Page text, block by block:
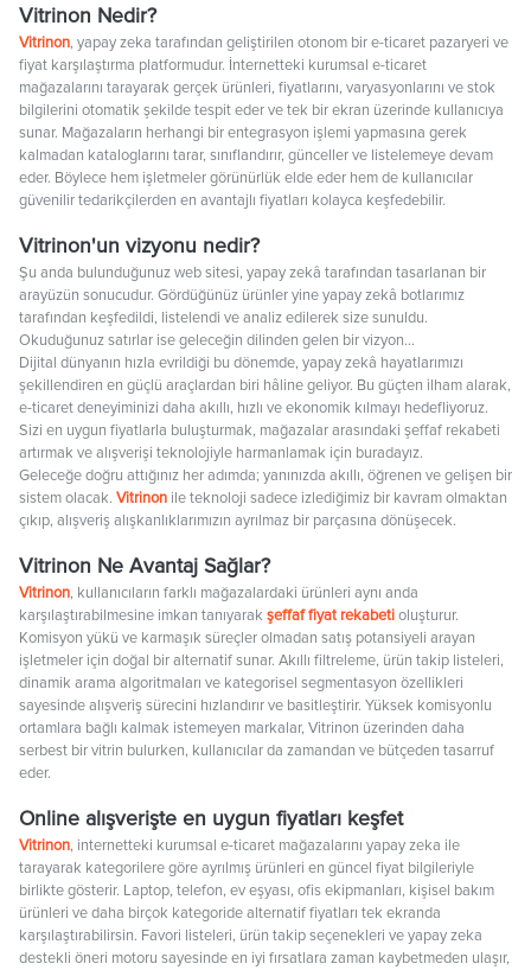
Vitrinon Nedir?
Vitrinon, yapay zeka tarafından geliştirilen otonom bir e-ticaret pazaryeri ve
fiyat karşılaştırma platformudur. İnternetteki kurumsal e-ticaret
mağazalarını tarayarak gerçek ürünleri, fiyatlarını, varyasyonlarını ve stok
bilgilerini otomatik şekilde tespit eder ve tek bir ekran üzerinde kullanıcıya
sunar. Mağazaların herhangi bir entegrasyon işlemi yapmasına gerek
kalmadan kataloglarını tarar, sınıflandırır, günceller ve listelemeye devam
eder. Böylece hem işletmeler görünürlük elde eder hem de kullanıcılar
güvenilir tedarikçilerden en avantajlı fiyatları kolayca keşfedebilir.
Vitrinon'un vizyonu nedir?
Şu anda bulunduğunuz web sitesi, yapay zekâ tarafından tasarlanan bir
arayüzün sonucudur. Gördüğünüz ürünler yine yapay zekâ botlarımız
tarafından keşfedildi, listelendi ve analiz edilerek size sunuldu.
Okuduğunuz satırlar ise geleceğin dilinden gelen bir vizyon…
Dijital dünyanın hızla evrildiği bu dönemde, yapay zekâ hayatlarımızı
şekillendiren en güçlü araçlardan biri hâline geliyor. Bu güçten ilham alarak,
e-ticaret deneyiminizi daha akıllı, hızlı ve ekonomik kılmayı hedefliyoruz.
Sizi en uygun fiyatlarla buluşturmak, mağazalar arasındaki şeffaf rekabeti
artırmak ve alışverişi teknolojiyle harmanlamak için buradayız.
Geleceğe doğru attığınız her adımda; yanınızda akıllı, öğrenen ve gelişen bir
sistem olacak. Vitrinon ile teknoloji sadece izlediğimiz bir kavram olmaktan
çıkıp, alışveriş alışkanlıklarımızın ayrılmaz bir parçasına dönüşecek.
Vitrinon Ne Avantaj Sağlar?
Vitrinon, kullanıcıların farklı mağazalardaki ürünleri aynı anda
karşılaştırabilmesine imkan tanıyarak şeffaf fiyat rekabetioluşturur.
Komisyon yükü ve karmaşık süreçler olmadan satış potansiyeli arayan
işletmeler için doğal bir alternatif sunar. Akıllı filtreleme, ürün takip listeleri,
dinamik arama algoritmaları ve kategorisel segmentasyon özellikleri
sayesinde alışveriş sürecini hızlandırır ve basitleştirir. Yüksek komisyonlu
ortamlara bağlı kalmak istemeyen markalar, Vitrinon üzerinden daha
serbest bir vitrin bulurken, kullanıcılar da zamandan ve bütçeden tasarruf
eder.
Online alışverişte en uygun fiyatları keşfet
Vitrinon, internetteki kurumsal e-ticaret mağazalarını yapay zeka ile
tarayarak kategorilere göre ayrılmış ürünleri en güncel fiyat bilgileriyle
birlikte gösterir. Laptop, telefon, ev eşyası, ofis ekipmanları, kişisel bakım
ürünleri ve daha birçok kategoride alternatif fiyatları tek ekranda
karşılaştırabilirsin. Favori listeleri, ürün takip seçenekleri ve yapay zeka
destekli öneri motoru sayesinde en iyi fırsatlara zaman kaybetmeden ulaşır,